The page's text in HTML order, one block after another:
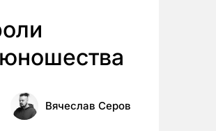
Вячеслав Серов